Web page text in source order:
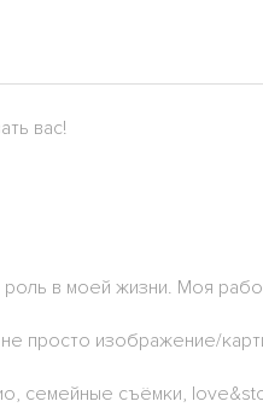
вас!
в моей жизни. Моя
просто изображение/
семейные съёмки,